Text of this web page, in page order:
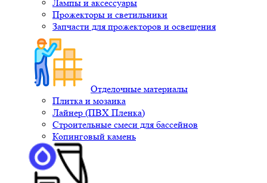
Лампы и аксессуары
Прожекторы и светильники
Запчасти для прожекторов и освещения
Отделочные материалы
Плитка и мозаика
Лайнер (ПВХ Пленка)
Строительные смеси для бассейнов
Копинговый камень